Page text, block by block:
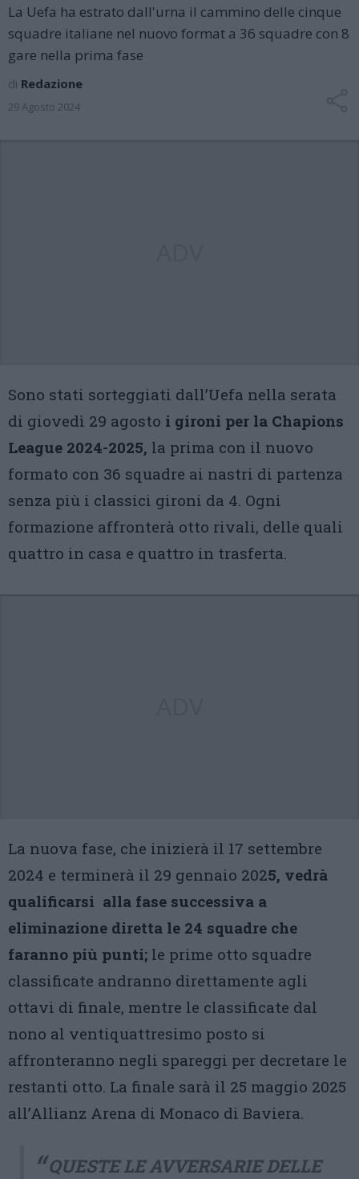
La Uefa ha estrato dall'urna il cammino delle cinque
squadre italiane nel nuovo format a 36 squadre con 8
gare nella prima fase
di Redazione
29 Agosto 2024
Sono stati sorteggiati dall’Uefa nella serata
di giovedì 29 agosto i gironi per la Chapions
League 2024-2025, la prima con il nuovo
formato con 36 squadre ai nastri di partenza
senza più i classici gironi da 4. Ogni
formazione affronterà otto rivali, delle quali
quattro in casa e quattro in trasferta.
La nuova fase, che inizierà il 17 settembre
2024 e terminerà il 29 gennaio 2025, vedrà
qualificarsi alla fase successiva a
eliminazione diretta le 24 squadre che
faranno più punti; le prime otto squadre
classificate andranno direttamente agli
ottavi di finale, mentre le classificate dal
nono al ventiquattresimo posto si
affronteranno negli spareggi per decretare le
restanti otto. La finale sarà il 25 maggio 2025
all’Allianz Arena di Monaco di Baviera.
QUESTE LE AVVERSARIE DELLE